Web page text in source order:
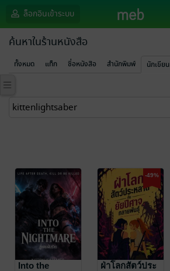
ล็อกอินเข้าระบบ
ค้นหาในร้านหนังสือ
ทั้งหมด แท็ก ชื่อหนังสือ สำนักพิมพ์ นักเขียน
Into the
-49%
ฝ่าโลกสัตว์ประ